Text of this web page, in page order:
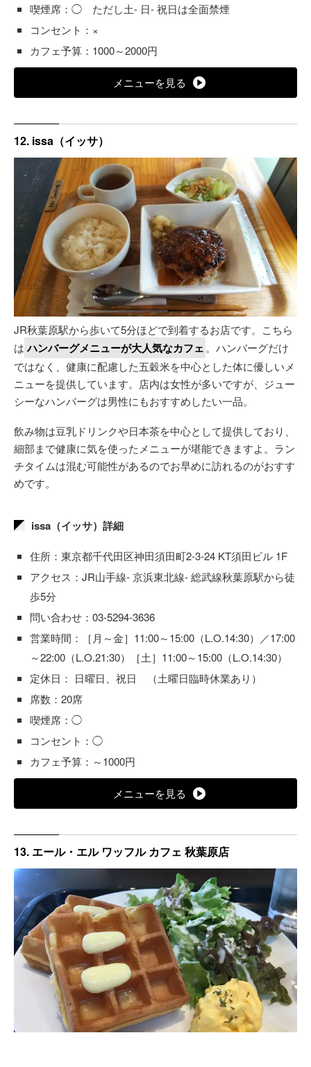
喫煙席：◯ ただし土- 日- 祝日は全面禁煙
コンセント：×
カフェ予算：1000～2000円
メニューを見る
12. issa（イッサ）
JR秋葉原駅から歩いて5分ほどで到着するお店です。こちら
は ハンバーグメニューが大人気なカフェ。ハンバーグだけ
ではなく、健康に配慮した五穀米を中心とした体に優しいメ
ニューを提供しています。店内は女性が多いですが、ジュー
シーなハンバーグは男性にもおすすめしたい一品。
飲み物は豆乳ドリンクや日本茶を中心として提供しており、
細部まで健康に気を使ったメニューが堪能できますよ。ラン
チタイムは混む可能性があるのでお早めに訪れるのがおすす
めです。
issa（イッサ）詳細
住所：東京都千代田区神田須田町2-3-24 KT須田ビル 1F
アクセス：JR山手線- 京浜東北線- 総武線秋葉原駅から徒
歩5分
問い合わせ：03-5294-3636
営業時間：［月～金］11:00～15:00（L.O.14:30）／17:00
～22:00（L.O.21:30）［土］11:00～15:00（L.O.14:30）
定休日： 日曜日、祝日 （土曜日臨時休業あり）
席数：20席
喫煙席：◯
コンセント：◯
カフェ予算：～1000円
メニューを見る
13. エール・エル ワッフル カフェ 秋葉原店